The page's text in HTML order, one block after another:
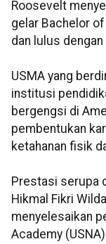
Roosevelt
gelar Bachelor
dan lulus
USMA yang
institusi
bergengsi di
pembentukan
ketahanan fisik
Prestasi serupa
Hikmal Fikri
menyelesaikan
Academy